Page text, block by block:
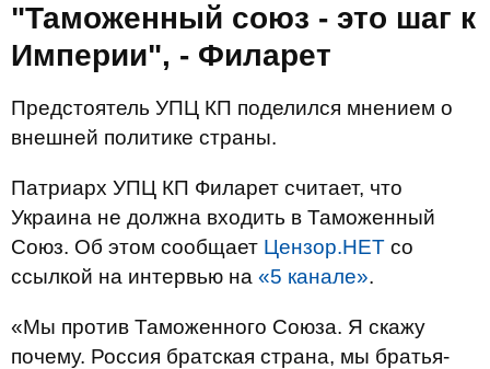
"Таможенный союз - это шаг к
Империи", - Филарет
Предстоятель УПЦ КП поделился мнением о
внешней политике страны.
Патриарх УПЦ КП Филарет считает, что
Украина не должна входить в Таможенный
Союз. Об этом сообщает Цензор.НЕТ со
ссылкой на интервью на «5 канале».
«Мы против Таможенного Союза. Я скажу
почему. Россия братская страна, мы братья-